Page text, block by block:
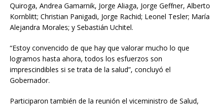
Quiroga, Andrea Gamarnik, Jorge Aliaga, Jorge Geffner, Alberto
Kornblitt; Christian Panigadi, Jorge Rachid; Leonel Tesler; María
Alejandra Morales; y Sebastián Uchitel.
“Estoy convencido de que hay que valorar mucho lo que
logramos hasta ahora, todos los esfuerzos son
imprescindibles si se trata de la salud”, concluyó el
Gobernador.
Participaron también de la reunión el viceministro de Salud,